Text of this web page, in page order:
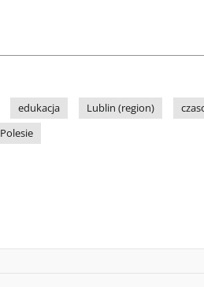
edukacja Lublin (region)
Polesie